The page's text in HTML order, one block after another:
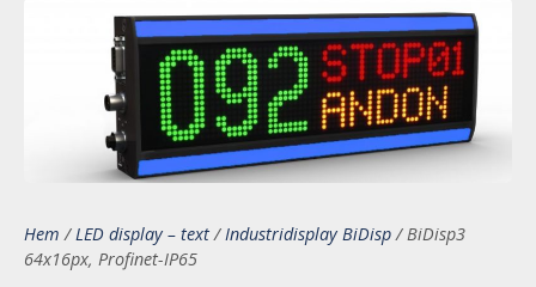
Hem /LED display – text/Industridisplay BiDisp/BiDisp3
64x16px, Profinet-IP65